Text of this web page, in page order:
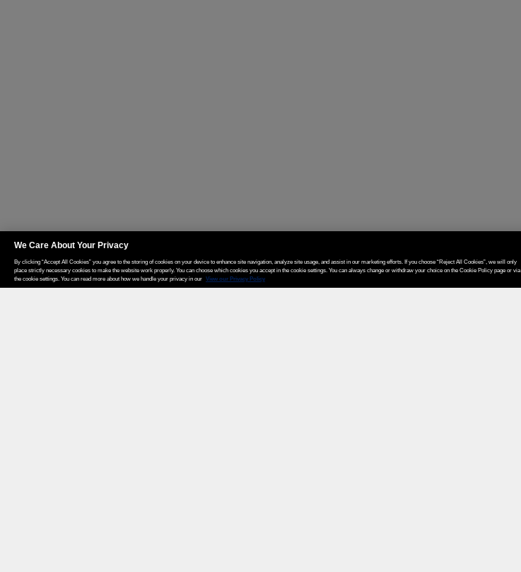
We Care About Your Privacy
By clicking “Accept All Cookies” you agree to the storing of cookies on your device to enhance site navigation, analyze site usage, and assist in our marketing efforts. If you choose “Reject All Cookies”, we will only
place strictly necessary cookies to make the website work properly. You can choose which cookies you accept in the cookie settings. You can always change or withdraw your choice on the Cookie Policy page or via
the cookie settings. You can read more about how we handle your privacy in our View our Privacy Policy